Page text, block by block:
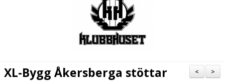
>
<
XL-Bygg Åkersberga stöttar